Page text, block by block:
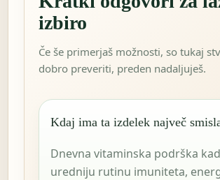
izbiro
Če še primerjaš možnosti, so tukaj
dobro preveriti, preden nadaljuješ.
Kdaj ima ta izdelek največ
Dnevna vitaminska podrška
uredniju rutinu imuniteta,